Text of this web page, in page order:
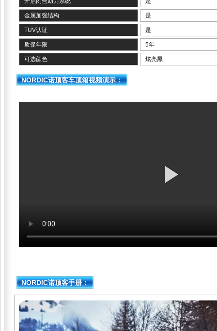
金属加强结构 是
TUV认证 是
质保年限 5年
可选颜色 炫亮黑
NORDIC诺顶客车顶箱视频演示：
NORDIC诺顶客手册：